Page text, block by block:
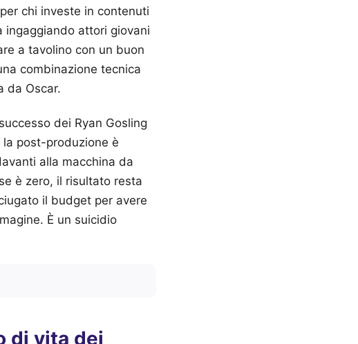
chi investe in contenuti
attori giovani
a tavolino con un buon
combinazione tecnica
da Oscar.
dei Ryan Gosling
post-produzione è
alla macchina da
è zero, il risultato resta
il budget per avere
È un suicidio
di vita dei